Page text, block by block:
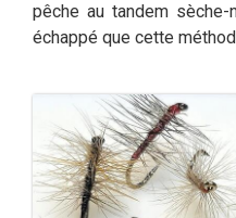
pêche au tandem
échappé que cette